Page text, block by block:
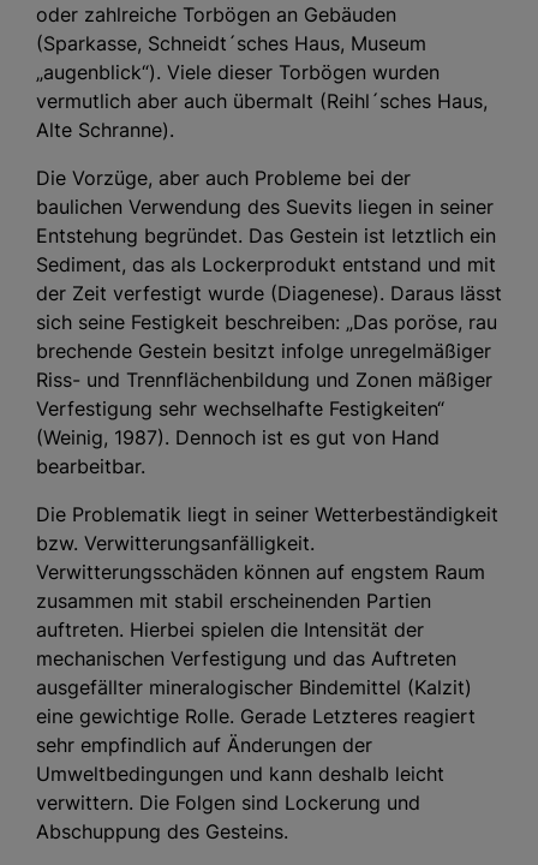
oder zahlreiche Torbögen an Gebäuden
(Sparkasse, Schneidt´sches Haus, Museum
„augenblick“). Viele dieser Torbögen wurden
vermutlich aber auch übermalt (Reihl´sches Haus,
Alte Schranne).
Die Vorzüge, aber auch Probleme bei der
baulichen Verwendung des Suevits liegen in seiner
Entstehung begründet. Das Gestein ist letztlich ein
Sediment, das als Lockerprodukt entstand und mit
der Zeit verfestigt wurde (Diagenese). Daraus lässt
sich seine Festigkeit beschreiben: „Das poröse, rau
brechende Gestein besitzt infolge unregelmäßiger
Riss- und Trennflächenbildung und Zonen mäßiger
Verfestigung sehr wechselhafte Festigkeiten“
(Weinig, 1987). Dennoch ist es gut von Hand
bearbeitbar.
Die Problematik liegt in seiner Wetterbeständigkeit
bzw. Verwitterungsanfälligkeit.
Verwitterungsschäden können auf engstem Raum
zusammen mit stabil erscheinenden Partien
auftreten. Hierbei spielen die Intensität der
mechanischen Verfestigung und das Auftreten
ausgefällter mineralogischer Bindemittel (Kalzit)
eine gewichtige Rolle. Gerade Letzteres reagiert
sehr empfindlich auf Änderungen der
Umweltbedingungen und kann deshalb leicht
verwittern. Die Folgen sind Lockerung und
Abschuppung des Gesteins.